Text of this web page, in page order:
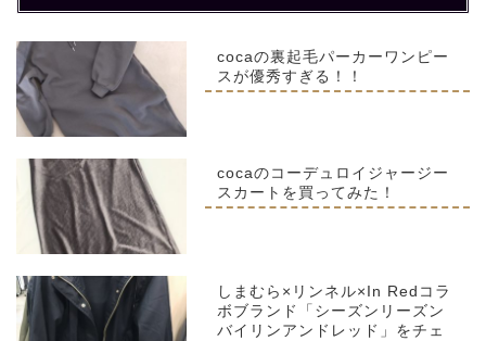
cocaの裏起毛パーカーワンピー
スが優秀すぎる！！
cocaのコーデュロイジャージー
スカートを買ってみた！
しまむら×リンネル×In Redコラ
ボブランド「シーズンリーズン
バイリンアンドレッド」をチェ